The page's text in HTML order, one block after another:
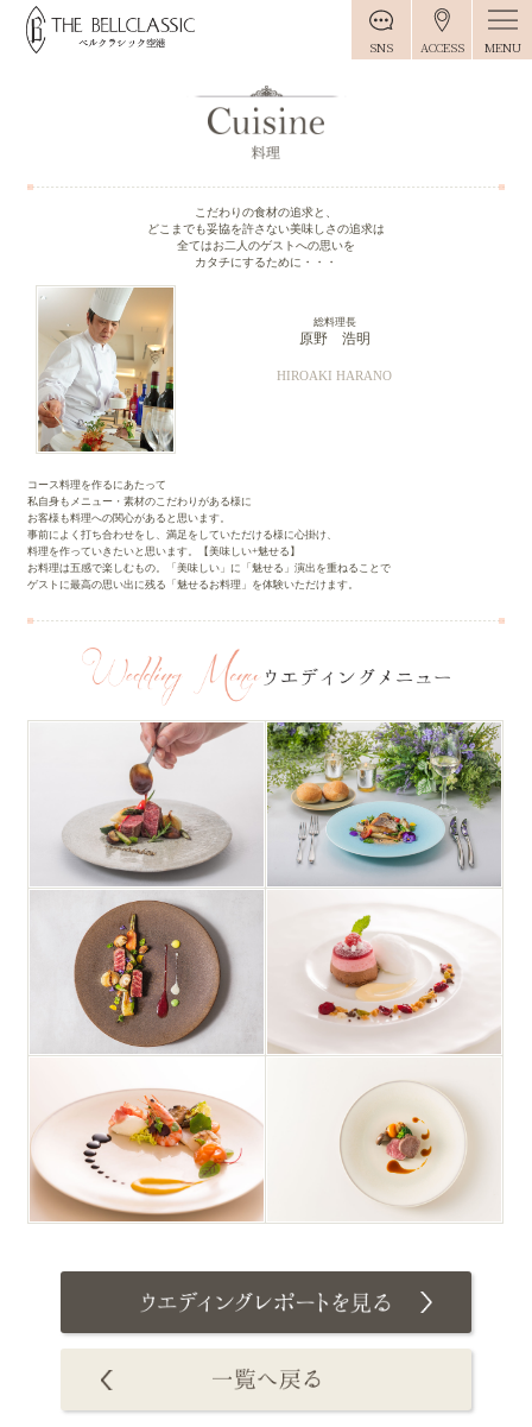
SNS ACCESS MENU
こだわりの食材の追求と、
どこまでも妥協を許さない美味しさの追求は
全てはお二人のゲストへの思いを
カタチにするために・・・
総料理長
原野 浩明
HIROAKI HARANO
コース料理を作るにあたって
私自身もメニュー・素材のこだわりがある様に
お客様も料理への関心があると思います。
事前によく打ち合わせをし、満足をしていただける様に心掛け、
料理を作っていきたいと思います。【美味しい+魅せる】
お料理は五感で楽しむもの。「美味しい」に「魅せる」演出を重ねることで
ゲストに最高の思い出に残る「魅せるお料理」を体験いただけます。